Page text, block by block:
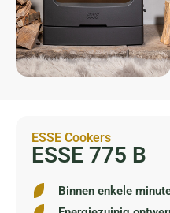
ESSE Cookers
ESSE 775 B
Binnen enkele